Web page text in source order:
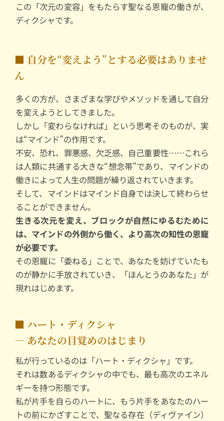
この「次元の変容」をもたらす聖なる恩寵の働きが、
ディクシャです。
■ 自分を“変えよう”とする必要はありませ
ん
多くの方が、さまざまな学びやメソッドを通して自分
を変えようとしてきました。
しかし「変わらなければ」という思考そのものが、実
は“マインド”の作用です。
不安、恐れ、罪悪感、欠乏感、自己重要性……これら
は人類に共通する大きな“想念帯”であり、マインドの
働きによって人生の問題が繰り返されていきます。
そして、マインドはマインド自身では決して終わらせ
ることができません。
生きる次元を変え、ブロックが自然にゆるむために
は、マインドの外側から働く、より高次の知性の恩寵
が必要です。
その恩寵に「委ねる」ことで、あなたを妨げていたも
のが静かに手放されていき、「ほんとうのあなた」が
現れはじめます。
■ ハート・ディクシャ
― あなたの目覚めのはじまり
私が行っているのは「ハート・ディクシャ」です。
それは数あるディクシャの中でも、最も高次のエネル
ギーを持つ形態です。
私が片手を自らのハートに、もう片手をあなたのハー
トの前にかざすことで、聖なる存在（ディヴァイン）